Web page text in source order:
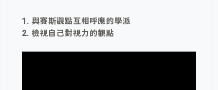
1. 與賽斯觀點互相呼應的學派
2. 檢視自己對視力的觀點